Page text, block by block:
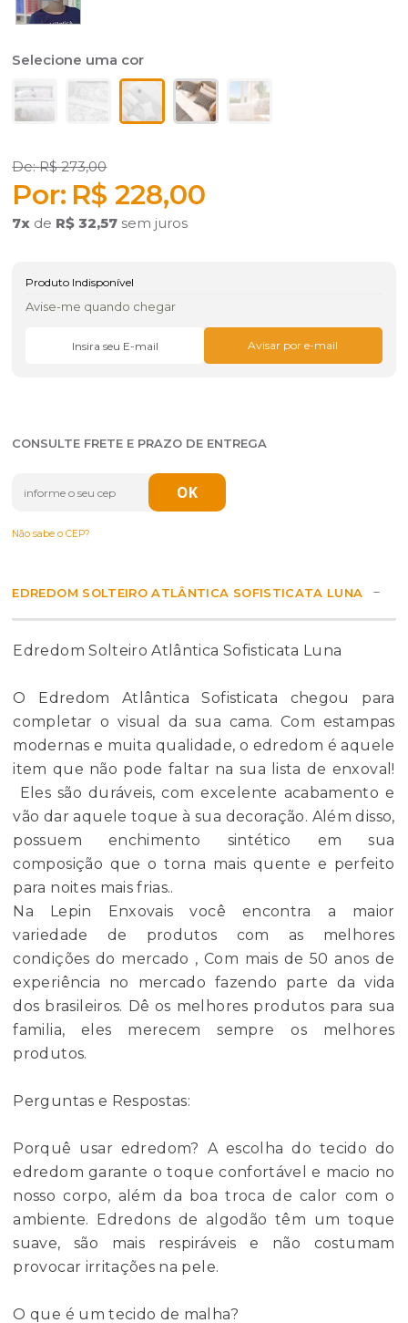
R$ 273,00
R$ 228,00
7x de R$ 32,57 sem juros
Produto Indisponível
Avise-me quando chegar
CONSULTE FRETE E PRAZO DE ENTREGA
Não sabe o CEP?
EDREDOM SOLTEIRO ATLÂNTICA SOFISTICATA LUNA
Edredom Solteiro Atlântica Sofisticata Luna
O Edredom Atlântica Sofisticata chegou para
completar o visual da sua cama. Com estampas
modernas e muita qualidade, o edredom é aquele
item que não pode faltar na sua lista de enxoval!
Eles são duráveis, com excelente acabamento e
vão dar aquele toque à sua decoração. Além disso,
possuem enchimento sintético em sua
composição que o torna mais quente e perfeito
para noites mais frias..
Na Lepin Enxovais você encontra a maior
variedade de produtos com as melhores
condições do mercado , Com mais de 50 anos de
experiência no mercado fazendo parte da vida
dos brasileiros. Dê os melhores produtos para sua
familia, eles merecem sempre os melhores
produtos.
Perguntas e Respostas:
Porquê usar edredom? A escolha do tecido do
edredom garante o toque confortável e macio no
nosso corpo, além da boa troca de calor com o
ambiente. Edredons de algodão têm um toque
suave, são mais respiráveis e não costumam
provocar irritações na pele.
O que é um tecido de malha?